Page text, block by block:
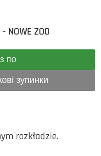
NOWE ZOO
Дійсний з по
зупинки
rozkładzie.